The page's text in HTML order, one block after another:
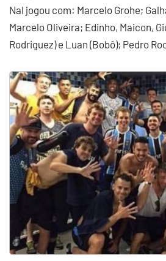
Nal jogou com: Marcelo Grohe;
Marcelo Oliveira; Edinho, Maicon,
Rodriguez) e Luan (Bobô); Pedro